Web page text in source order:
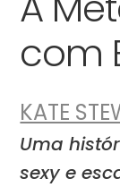
com
KATE
Uma
sexy e